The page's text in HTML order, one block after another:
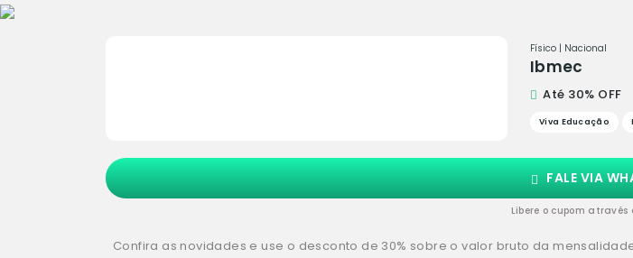
Físico | Nacional
Ibmec
Até 30% OFF
Viva Educação
FALE VIA
Libere o cupom através
Confira as novidades e use o desconto de 30% sobre o valor bruto da